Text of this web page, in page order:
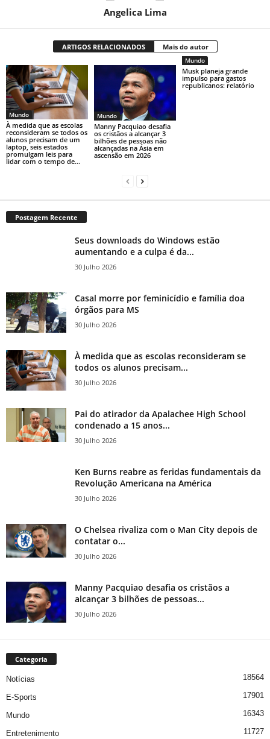
Angelica Lima
ARTIGOS RELACIONADOS Mais do autor
Mundo
À medida que as escolas
reconsideram se todos os
alunos precisam de um
laptop, seis estados
promulgam leis para
lidar com o tempo de...
Mundo
Manny Pacquiao desafia
os cristãos a alcançar 3
bilhões de pessoas não
alcançadas na Ásia em
ascensão em 2026
Mundo
Musk planeja grande
impulso para gastos
republicanos: relatório
Postagem Recente
Seus downloads do Windows estão
aumentando e a culpa é da...
30 Julho 2026
Casal morre por feminicídio e família doa
órgãos para MS
30 Julho 2026
À medida que as escolas reconsideram se
todos os alunos precisam...
30 Julho 2026
Pai do atirador da Apalachee High School
condenado a 15 anos...
30 Julho 2026
Ken Burns reabre as feridas fundamentais da
Revolução Americana na América
30 Julho 2026
O Chelsea rivaliza com o Man City depois de
contatar o...
30 Julho 2026
Manny Pacquiao desafia os cristãos a
alcançar 3 bilhões de pessoas...
30 Julho 2026
Categoria
Notícias 18564
E-Sports 17901
Mundo 16343
Entretenimento 11727